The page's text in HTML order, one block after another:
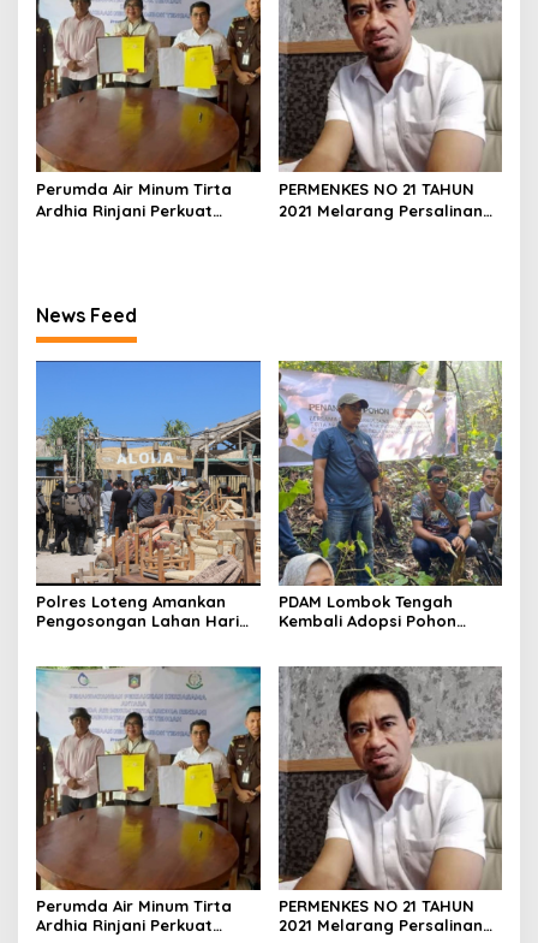
Perumda Air Minum Tirta
Ardhia Rinjani Perkuat
PERMENKES NO 21 TAHUN
2021 Melarang Persalinan
News Feed
‎Polres Loteng Amankan
Pengosongan Lahan Hari
PDAM Lombok Tengah
Kembali Adopsi Pohon
Perumda Air Minum Tirta
Ardhia Rinjani Perkuat
PERMENKES NO 21 TAHUN
2021 Melarang Persalinan